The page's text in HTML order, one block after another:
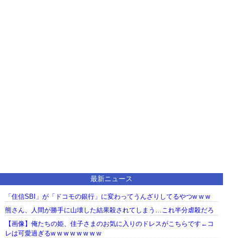
最新ニュース
「住信SBI」が「ドコモの銀行」に変わってうんざりしてるやつw w w
熊さん、人間が勝手に山壊した結果殺されてしまう…これ半分虐殺だろ
【画像】俺たちの姫、佳子さまのお気に入りのドレスがこちらです←コ
レは可愛過ぎるw w w w w w w w